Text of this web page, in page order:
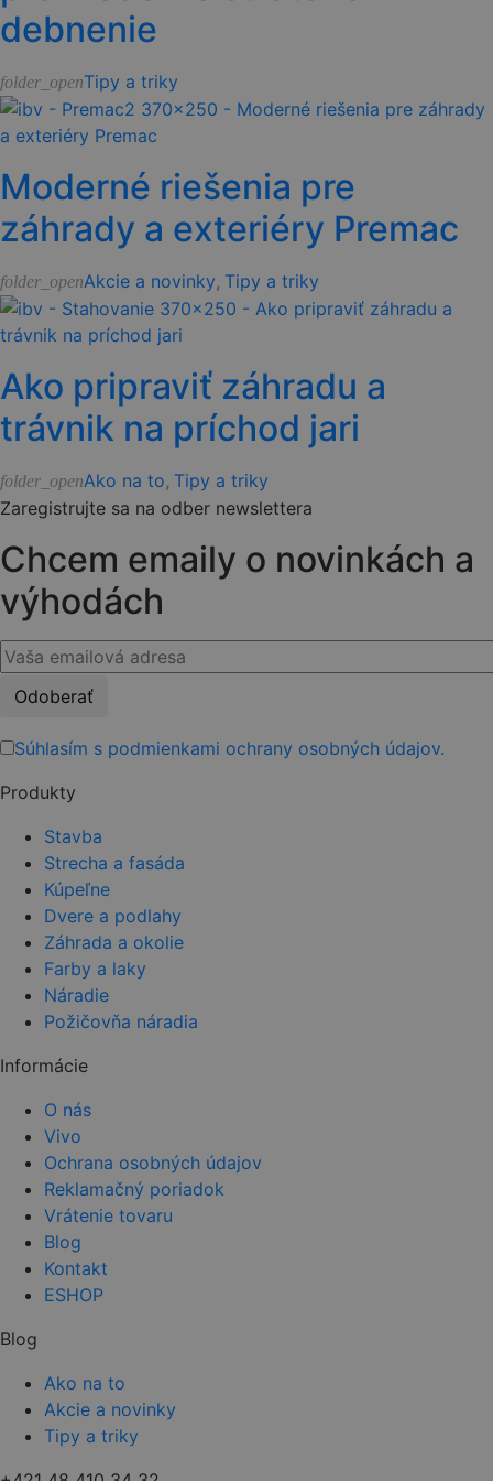
debnenie
folder_openTipy a triky
Moderné riešenia pre
záhrady a exteriéry Premac
folder_openAkcie a novinky, Tipy a triky
Ako pripraviť záhradu a
trávnik na príchod jari
folder_openAko na to, Tipy a triky
Zaregistrujte sa na odber newslettera
Chcem emaily o novinkách a
výhodách
Please
this
empty.
Súhlasím s podmienkami ochrany osobných údajov.
Produkty
Stavba
Strecha a fasáda
Kúpeľne
Dvere a podlahy
Záhrada a okolie
Farby a laky
Náradie
Požičovňa náradia
Informácie
O nás
Vivo
Ochrana osobných údajov
Reklamačný poriadok
Vrátenie tovaru
Blog
Kontakt
ESHOP
Blog
Ako na to
Akcie a novinky
Tipy a triky